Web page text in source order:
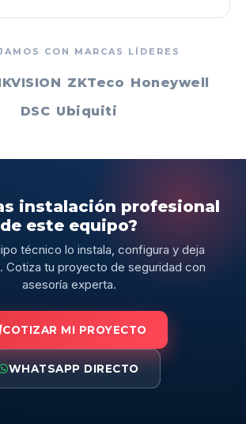
CON MARCAS LÍDERES
ZKTeco Honeywell
DSC Ubiquiti
instalación profesional
de este equipo?
técnico lo instala, configura y deja
Cotiza tu proyecto de seguridad con
asesoría experta.
COTIZAR MI PROYECTO
WHATSAPP DIRECTO